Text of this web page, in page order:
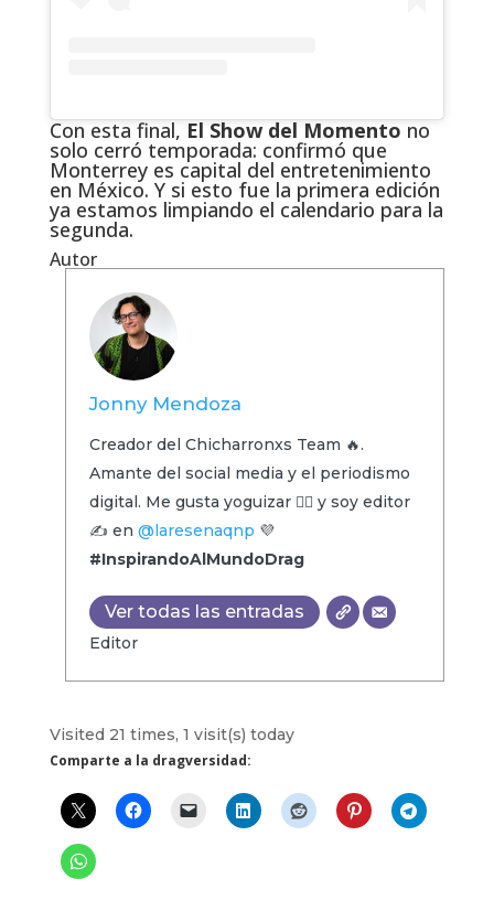
Con esta final, El Show del Momento no
solo cerró temporada: confirmó que
Monterrey es capital del entretenimiento
en México. Y si esto fue la primera edición
ya estamos limpiando el calendario para la
segunda.
Autor
Jonny Mendoza
Creador del Chicharronxs Team 🔥.
Amante del social media y el periodismo
digital. Me gusta yoguizar 🧘‍♂️ y soy editor
✍️ en @laresenaqnp 💜
#InspirandoAlMundoDrag
Ver todas las entradas
Editor
Visited 21 times, 1 visit(s) today
Comparte a la dragversidad: